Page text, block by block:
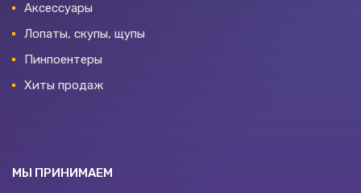
Аксессуары
Лопаты, скупы, щупы
Пинпоентеры
Хиты продаж
МЫ ПРИНИМАЕМ